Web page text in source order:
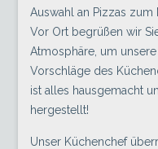
Auswahl an Pizzas zum
Vor Ort begrüßen wir
Atmosphäre, um
Vorschläge des
ist alles hausgemacht
hergestellt!
Unser Küchenchef